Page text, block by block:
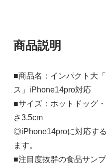
商品説明
■商品名：インパクト大
ス」iPhone14pro対応
■サイズ：ホットドッグ
さ3.5cm
◎iPhone14proに対応す
ます。
■注目度抜群の食品サン